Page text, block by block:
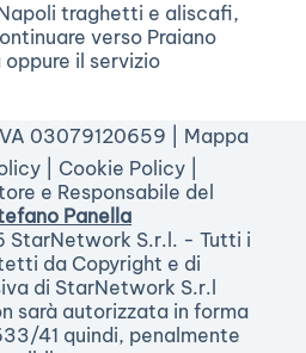
traghetti e aliscafi,
verso Praiano
il servizio
03079120659 | Mappa
Cookie Policy
e Responsabile del
Panella
StarNetwork S.r.l. - Tutti i
da Copyright e di
di StarNetwork S.r.l
sarà autorizzata in forma
41 quindi, penalmente